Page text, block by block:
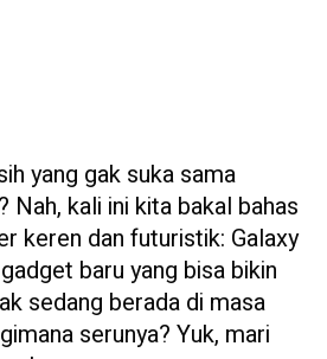
yang gak suka sama
kali ini kita bakal bahas
keren dan futuristik: Galaxy
baru yang bisa bikin
sedang berada di masa
serunya? Yuk, mari